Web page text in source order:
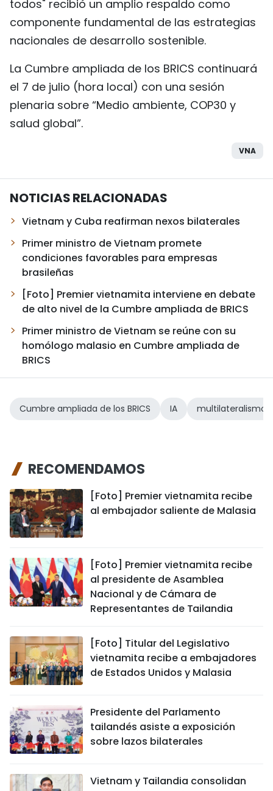
todos" recibió un amplio respaldo como
componente fundamental de las estrategias
nacionales de desarrollo sostenible.
La Cumbre ampliada de los BRICS continuará
el 7 de julio (hora local) con una sesión
plenaria sobre “Medio ambiente, COP30 y
salud global”.
VNA
NOTICIAS RELACIONADAS
Vietnam y Cuba reafirman nexos bilaterales
Primer ministro de Vietnam promete
condiciones favorables para empresas
brasileñas
[Foto] Premier vietnamita interviene en debate
de alto nivel de la Cumbre ampliada de BRICS
Primer ministro de Vietnam se reúne con su
homólogo malasio en Cumbre ampliada de
BRICS
Cumbre ampliada de los BRICS IA multilateralismo
RECOMENDAMOS
[Foto] Premier vietnamita recibe
al embajador saliente de Malasia
[Foto] Premier vietnamita recibe
al presidente de Asamblea
Nacional y de Cámara de
Representantes de Tailandia
[Foto] Titular del Legislativo
vietnamita recibe a embajadores
de Estados Unidos y Malasia
Presidente del Parlamento
tailandés asiste a exposición
sobre lazos bilaterales
Vietnam y Tailandia consolidan